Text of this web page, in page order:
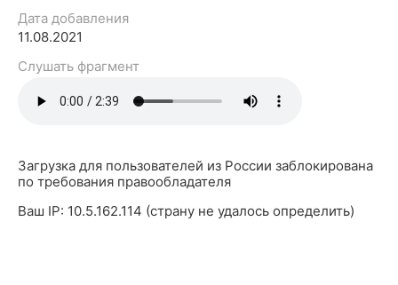
Дата добавления
11.08.2021
Слушать фрагмент
Загрузка для пользователей из России заблокирована
по требования правообладателя
Ваш IP: 10.5.162.114 (страну не удалось определить)